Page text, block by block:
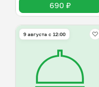
690 ₽
9 августа с 12:00